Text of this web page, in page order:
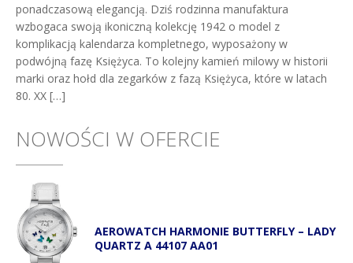
ponadczasową elegancją. Dziś rodzinna manufaktura
wzbogaca swoją ikoniczną kolekcję 1942 o model z
komplikacją kalendarza kompletnego, wyposażony w
podwójną fazę Księżyca. To kolejny kamień milowy w historii
marki oraz hołd dla zegarków z fazą Księżyca, które w latach
80. XX […]
NOWOŚCI W OFERCIE
AEROWATCH HARMONIE BUTTERFLY – LADY
QUARTZ A 44107 AA01